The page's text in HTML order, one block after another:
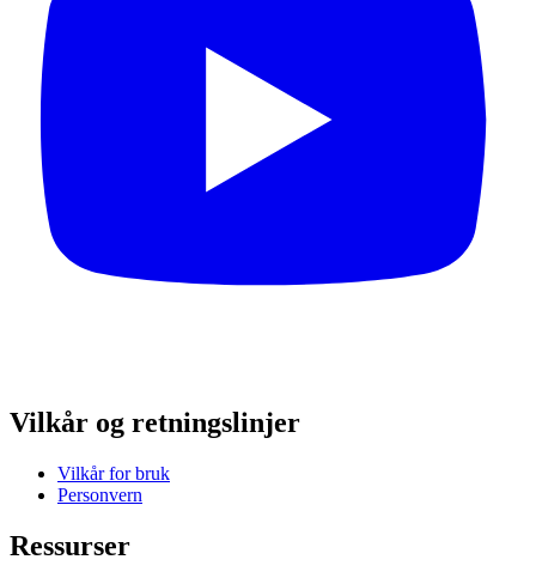
Vilkår og retningslinjer
Vilkår for bruk
Personvern
Ressurser